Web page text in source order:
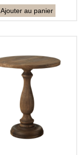
Ajouter au panier